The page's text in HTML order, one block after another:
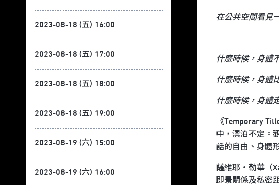
2023-08-18 (五) 16:00
2023-08-18 (五) 17:00
2023-08-18 (五) 18:00
2023-08-18 (五) 19:00
2023-08-19 (六) 15:00
2023-08-19 (六) 16:00
在公共空間看見
什麼時候，身體
什麼時候，身體
什麼時候，身體
《Temporary
中，漂泊不定。
話的自由、身體
薩維耶・勒華（
即景關係及私密